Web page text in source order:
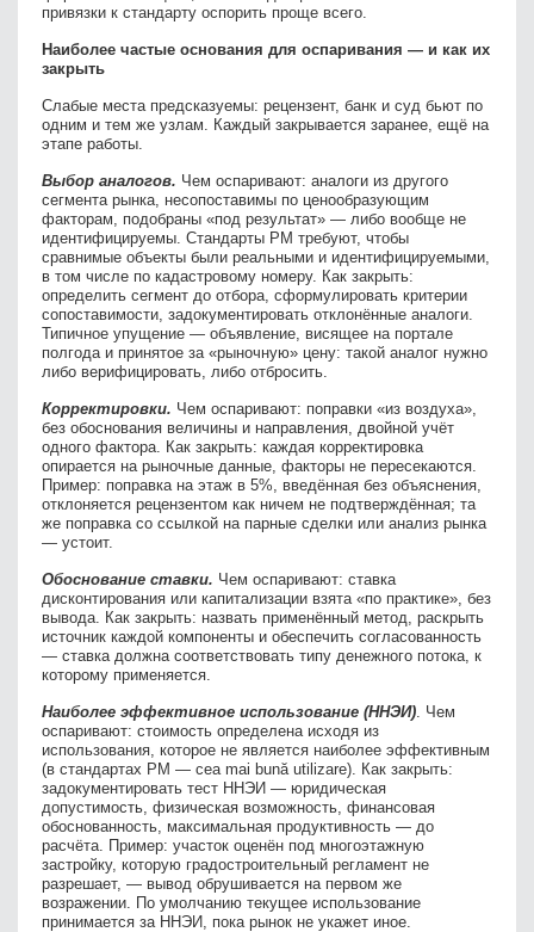
привязки к стандарту оспорить проще всего.
Наиболее частые основания для оспаривания — и как их
закрыть
Слабые места предсказуемы: рецензент, банк и суд бьют по
одним и тем же узлам. Каждый закрывается заранее, ещё на
этапе работы.
Выбор аналогов. Чем оспаривают: аналоги из другого
сегмента рынка, несопоставимы по ценообразующим
факторам, подобраны «под результат» — либо вообще не
идентифицируемы. Стандарты РМ требуют, чтобы
сравнимые объекты были реальными и идентифицируемыми,
в том числе по кадастровому номеру. Как закрыть:
определить сегмент до отбора, сформулировать критерии
сопоставимости, задокументировать отклонённые аналоги.
Типичное упущение — объявление, висящее на портале
полгода и принятое за «рыночную» цену: такой аналог нужно
либо верифицировать, либо отбросить.
Корректировки. Чем оспаривают: поправки «из воздуха»,
без обоснования величины и направления, двойной учёт
одного фактора. Как закрыть: каждая корректировка
опирается на рыночные данные, факторы не пересекаются.
Пример: поправка на этаж в 5%, введённая без объяснения,
отклоняется рецензентом как ничем не подтверждённая; та
же поправка со ссылкой на парные сделки или анализ рынка
— устоит.
Обоснование ставки. Чем оспаривают: ставка
дисконтирования или капитализации взята «по практике», без
вывода. Как закрыть: назвать применённый метод, раскрыть
источник каждой компоненты и обеспечить согласованность
— ставка должна соответствовать типу денежного потока, к
которому применяется.
Наиболее эффективное использование (ННЭИ). Чем
оспаривают: стоимость определена исходя из
использования, которое не является наиболее эффективным
(в стандартах РМ — cea mai bună utilizare). Как закрыть:
задокументировать тест ННЭИ — юридическая
допустимость, физическая возможность, финансовая
обоснованность, максимальная продуктивность — до
расчёта. Пример: участок оценён под многоэтажную
застройку, которую градостроительный регламент не
разрешает, — вывод обрушивается на первом же
возражении. По умолчанию текущее использование
принимается за ННЭИ, пока рынок не укажет иное.